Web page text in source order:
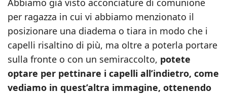
Abbiamo già visto acconciature di comunione
per ragazza in cui vi abbiamo menzionato il
posizionare una diadema o tiara in modo che i
capelli risaltino di più, ma oltre a poterla portare
sulla fronte o con un semiraccolto, potete
optare per pettinare i capelli all’indietro, come
vediamo in quest’altra immagine, ottenendo